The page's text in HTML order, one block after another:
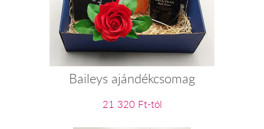
Baileys ajándékcsomag
21 320 Ft-tól